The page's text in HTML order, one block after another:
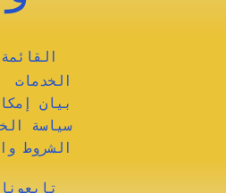
تابعونا
القائمة
الخدمات
سياسة
الشروط
بيان